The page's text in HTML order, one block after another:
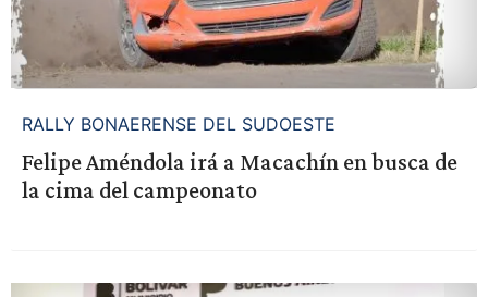
RALLY BONAERENSE DEL SUDOESTE
Felipe Améndola irá a Macachín en busca de
la cima del campeonato